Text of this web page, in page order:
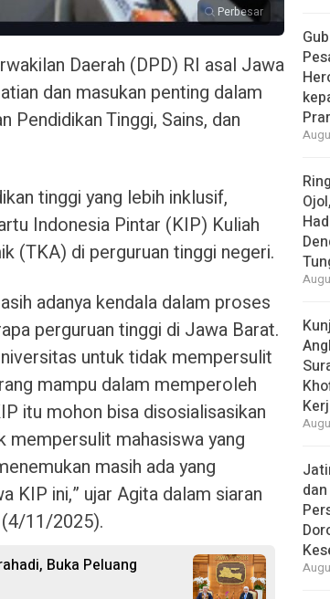
Perbesar
Daerah (DPD) RI asal Jawa
dan masukan penting dalam
Pendidikan Tinggi, Sains, dan
tinggi yang lebih inklusif,
Indonesia Pintar (KIP) Kuliah
(TKA) di perguruan tinggi negeri.
adanya kendala dalam proses
perguruan tinggi di Jawa Barat.
untuk tidak mempersulit
mampu dalam memperoleh
itu mohon bisa disosialisasikan
mempersulit mahasiswa yang
masih ada yang
KIP ini,” ujar Agita dalam siaran
11/2025).
Buka Peluang